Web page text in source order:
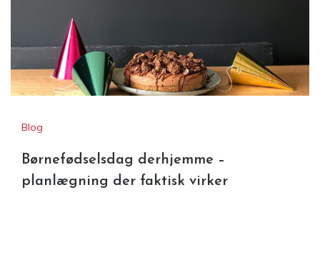
Blog
Børnefødselsdag derhjemme –
planlægning der faktisk virker